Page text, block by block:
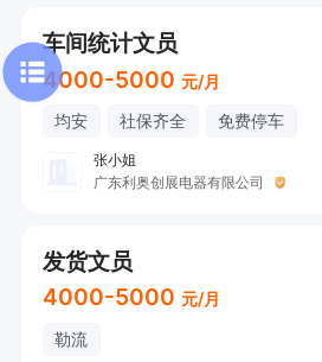
车间统计文员
4000-5000 元/月
均安 社保齐全 免费停车
张小姐
广东利奥创展电器有限公司
发货文员
4000-5000 元/月
勒流